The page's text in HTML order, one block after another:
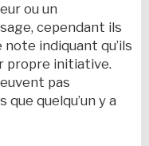
ou un
cependant ils
indiquant qu’ils
propre initiative.
pas
quelqu’un y a